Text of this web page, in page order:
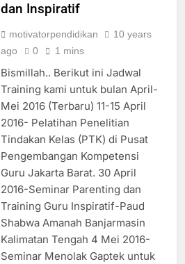
dan Inspiratif
motivatorpendidikan
10 years
ago
0 1 mins
Bismillah.. Berikut ini Jadwal
Training kami untuk bulan April-
Mei 2016 (Terbaru) 11-15 April
2016- Pelatihan Penelitian
Tindakan Kelas (PTK) di Pusat
Pengembangan Kompetensi
Guru Jakarta Barat. 30 April
2016-Seminar Parenting dan
Training Guru Inspiratif-Paud
Shabwa Amanah Banjarmasin
Kalimatan Tengah 4 Mei 2016-
Seminar Menolak Gaptek untuk